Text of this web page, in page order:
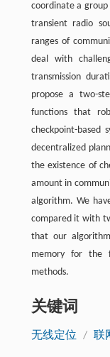
coordinate a
transient radio
ranges of
deal with
transmission
propose a two-
functions that
checkpoint-based
decentralized
the existence of
amount in
algorithm. We
compared it with
that our
memory for the
methods.
关键词
无线定位 / 联